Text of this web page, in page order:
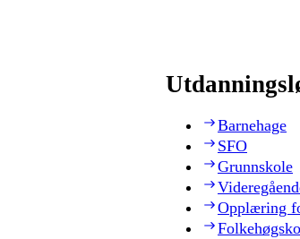
Barnehage
SFO
Grunnskole
Opplæring